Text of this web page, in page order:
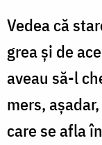
Vedea că
grea și de
aveau să-l
mers,
care se afla